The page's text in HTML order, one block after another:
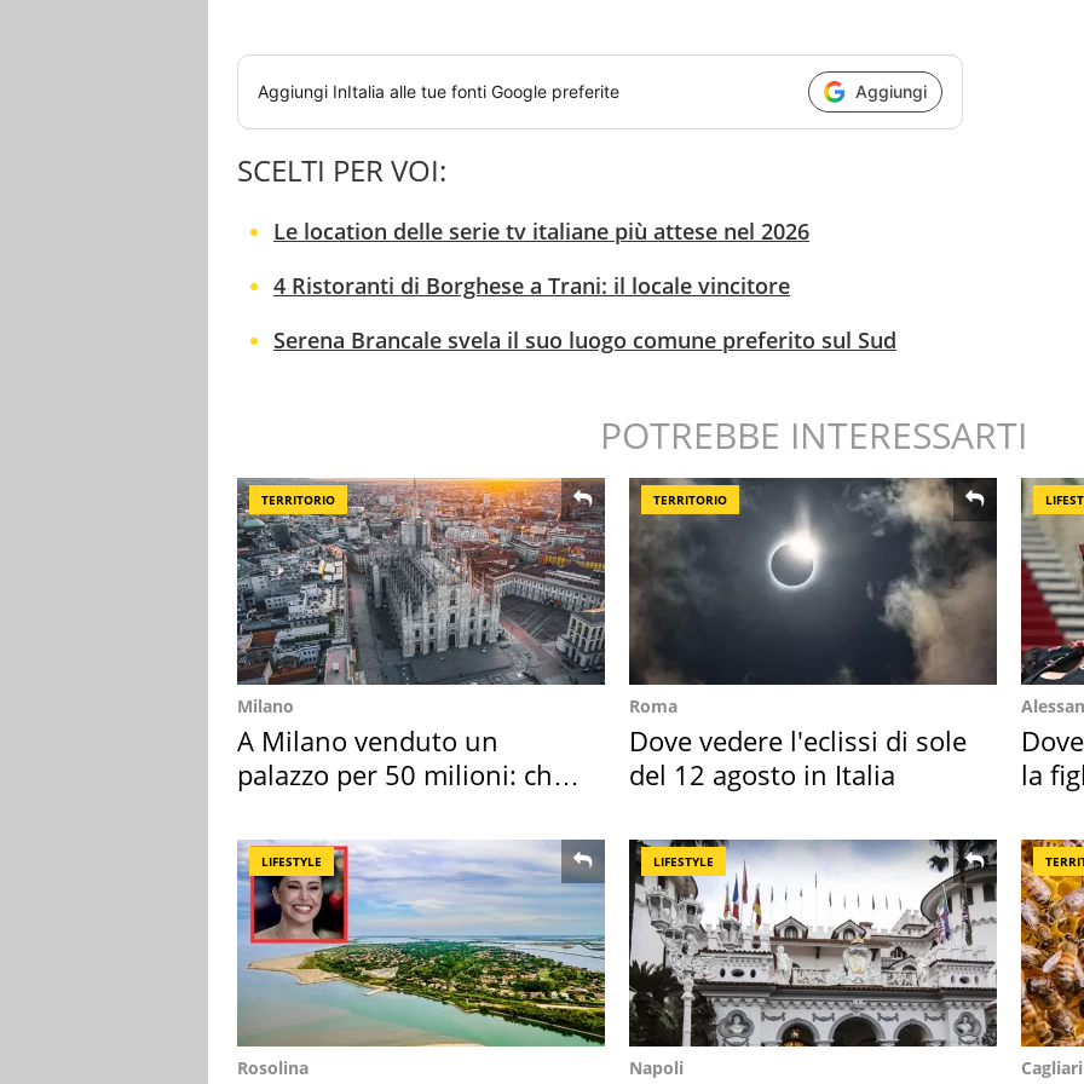
Aggiungi InItalia alle tue fonti Google preferite Aggiungi
SCELTI PER VOI:
Le location delle serie tv italiane più attese nel 2026
4 Ristoranti di Borghese a Trani: il locale vincitore
Serena Brancale svela il suo luogo comune preferito sul Sud
POTREBBE INTERESSARTI
TERRITORIO
Milano
A Milano venduto un
palazzo per 50 milioni: chi
TERRITORIO
Roma
Dove vedere l'eclissi di sole
del 12 agosto in Italia
la
LIFESTYLE
Rosolina
LIFESTYLE
Napoli Cagliari